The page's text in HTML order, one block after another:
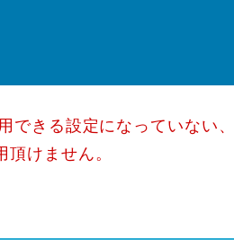
できる設定になっていない
けません。